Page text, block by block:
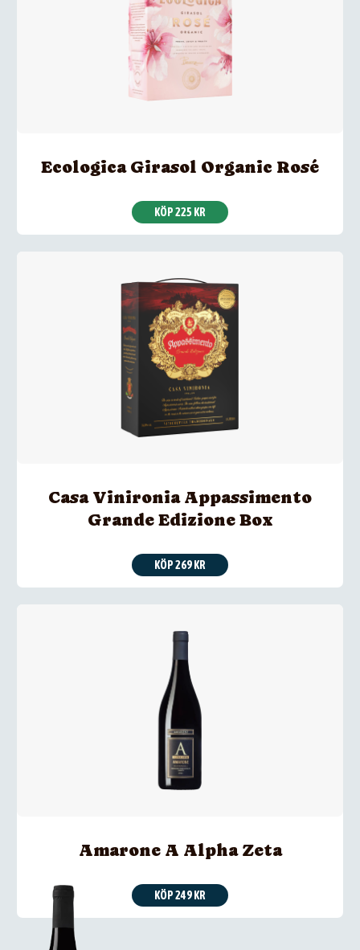
Ecologica Girasol Organic Rosé
KÖP 225 KR
Casa Vinironia Appassimento
Grande Edizione Box
KÖP 269 KR
Amarone A Alpha Zeta
KÖP 249 KR